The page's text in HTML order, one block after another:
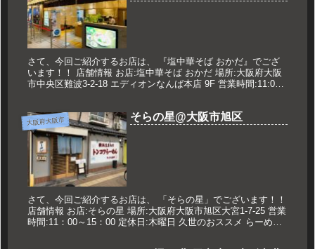
さて、今回ご紹介するお店は、 『塩中華そば おかだ』でござ
います！！ 店舗情報 お店:塩中華そば おかだ 場所:大阪府大阪
市中央区難波3-2-18 エディオンなんば本店 9F 営業時間:11:00
大阪府大阪市 そらの星@大阪市旭区
さて、今回ご紹介するお店は、 「そらの星」でございます！！
店舗情報 お店:そらの星 場所:大阪府大阪市旭区大宮1-7-25 営業
時間:11：00～15：00 定休日:木曜日 久世のおススメ らーめん